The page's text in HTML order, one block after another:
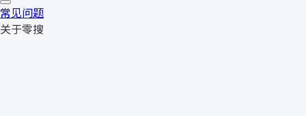
常见问题
关于零搜